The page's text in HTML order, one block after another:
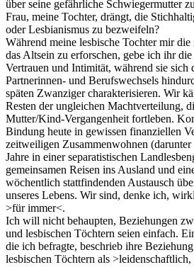
über seine gefährliche Schwiegermutter
Frau, meine Tochter, drängt, die
oder Lesbianismus zu bezweifeln?
Während meine lesbische Tochter mir
das Altsein zu erforschen, gebe ich ihr
Vertrauen und Intimität, während sie sich
Partnerinnen- und Berufswechsels
späten Zwanziger charakterisieren. Wir
Resten der ungleichen Machtverteilung,
Mutter/Kind-Vergangenheit fortleben.
Bindung heute in gewissen finanziellen
zeitweiligen Zusammenwohnen
Jahre in einer separatistischen
gemeinsamen Reisen ins Ausland und
wöchentlich stattfindenden Austausch
unseres Lebens. Wir sind, denke ich,
>für immer<.
Ich will nicht behaupten, Beziehungen
und lesbischen Töchtern seien einfach.
die ich befragte, beschrieb ihre
lesbischen Töchtern als >leidenschaftlich,